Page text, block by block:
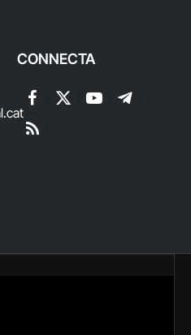
CONNECTA
Facebook
X
YouTubeTelegram
RSS